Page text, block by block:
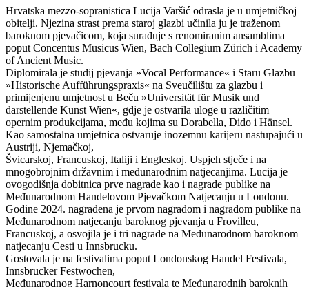
Hrvatska mezzo-sopranistica Lucija Varšić odrasla je u umjetničkoj
obitelji. Njezina strast prema staroj glazbi učinila ju je traženom
baroknom pjevačicom, koja surađuje s renomiranim ansamblima
poput Concentus Musicus Wien, Bach Collegium Zürich i Academy
of Ancient Music.
Diplomirala je studij pjevanja »Vocal Performance« i Staru Glazbu
»Historische Aufführungspraxis« na Sveučilištu za glazbu i
primijenjenu umjetnost u Beču »Universität für Musik und
darstellende Kunst Wien«, gdje je ostvarila uloge u različitim
opernim produkcijama, među kojima su Dorabella, Dido i Hänsel.
Kao samostalna umjetnica ostvaruje inozemnu karijeru nastupajući u
Austriji, Njemačkoj,
Švicarskoj, Francuskoj, Italiji i Engleskoj. Uspjeh stječe i na
mnogobrojnim državnim i međunarodnim natjecanjima. Lucija je
ovogodišnja dobitnica prve nagrade kao i nagrade publike na
Međunarodnom Handelovom Pjevačkom Natjecanju u Londonu.
Godine 2024. nagrađena je prvom nagradom i nagradom publike na
Međunarodnom natjecanju baroknog pjevanja u Frovilleu,
Francuskoj, a osvojila je i tri nagrade na Međunarodnom baroknom
natjecanju Cesti u Innsbrucku.
Gostovala je na festivalima poput Londonskog Handel Festivala,
Innsbrucker Festwochen,
Međunarodnog Harnoncourt festivala te Međunarodnih baroknih